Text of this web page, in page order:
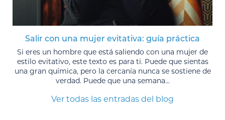
Salir con una mujer evitativa: guía práctica
Si eres un hombre que está saliendo con una mujer de
estilo evitativo, este texto es para ti. Puede que sientas
una gran química, pero la cercanía nunca se sostiene de
verdad. Puede que una semana...
Ver todas las entradas del blog